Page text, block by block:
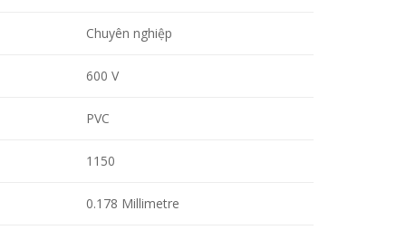
Chuyên nghiệp
600 V
PVC
1150
0.178 Millimetre